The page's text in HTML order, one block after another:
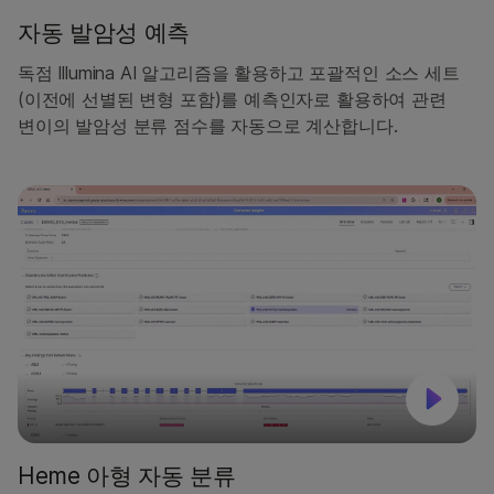
자동 발암성 예측
독점 Illumina AI 알고리즘을 활용하고 포괄적인 소스 세트
(이전에 선별된 변형 포함)를 예측인자로 활용하여 관련
변이의 발암성 분류 점수를 자동으로 계산합니다.
Heme 아형 자동 분류